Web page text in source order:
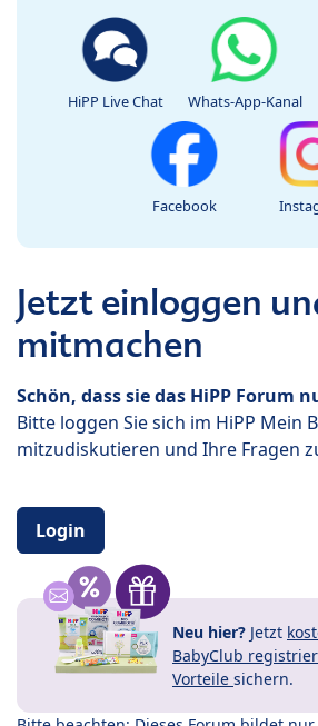
HiPP Live Chat Whats-App-Kanal
Facebook
Jetzt einloggen
mitmachen
Schön, dass sie das HiPP Forum
Bitte loggen Sie sich im HiPP Mein
mitzudiskutieren und Ihre Fragen
Login
Neu hier? Jetzt
BabyClub
Vorteile sichern.